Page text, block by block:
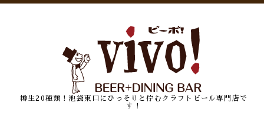
樽生20種類！池袋東口にひっそりと佇むクラフトビール専門店で
す！